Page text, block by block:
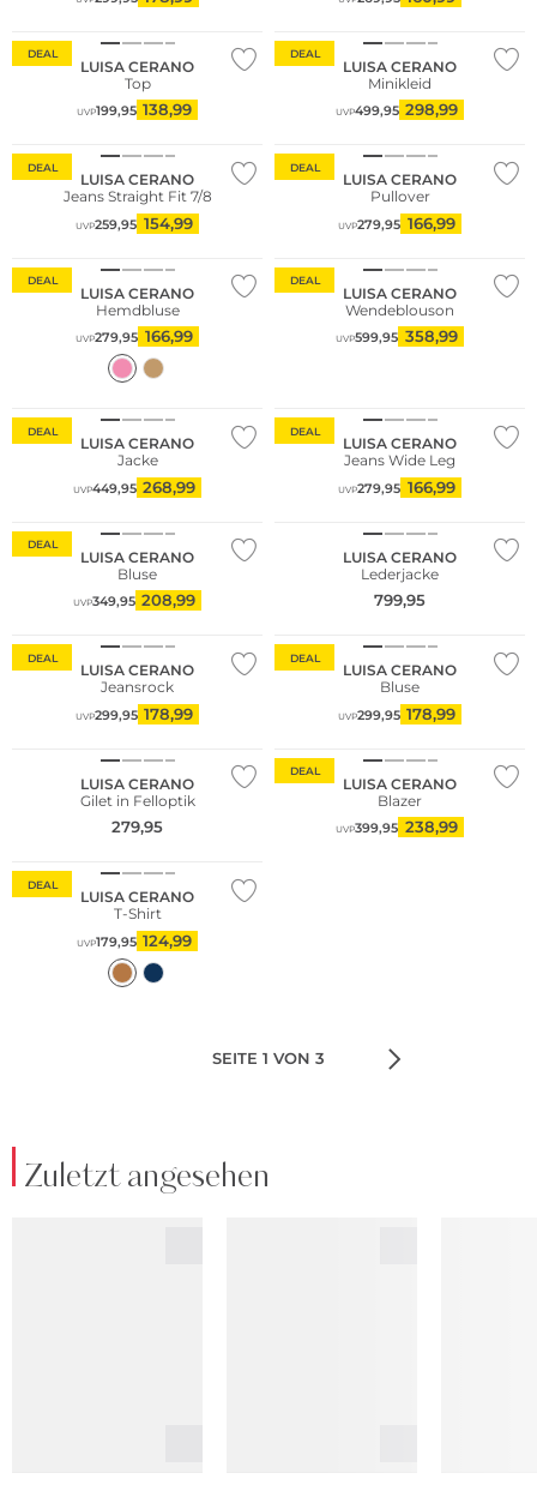
DEAL
LUISA CERANO
Top
UVP199,95 138,99
DEAL
LUISA CERANO
Minikleid
UVP499,95 298,99
DEAL
LUISA CERANO
Jeans Straight Fit 7/8
UVP259,95 154,99
DEAL
LUISA CERANO
Pullover
UVP279,95 166,99
DEAL
LUISA CERANO
Hemdbluse
UVP279,95 166,99
DEAL
LUISA CERANO
Wendeblouson
UVP599,95 358,99
DEAL
LUISA CERANO
Jacke
UVP449,95 268,99
DEAL
LUISA CERANO
Jeans Wide Leg
UVP279,95 166,99
DEAL
LUISA CERANO
Bluse
UVP349,95 208,99
LUISA CERANO
Lederjacke
799,95
DEAL
LUISA CERANO
Jeansrock
UVP299,95 178,99
DEAL
LUISA CERANO
Bluse
UVP299,95 178,99
LUISA CERANO
Gilet in Felloptik
279,95
DEAL
LUISA CERANO
Blazer
UVP399,95 238,99
DEAL
LUISA CERANO
T-Shirt
UVP179,95 124,99
SEITE 1 VON 3
Zuletzt angesehen